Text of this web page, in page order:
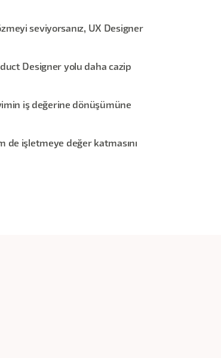
seviyorsanız, UX Designer
Designer yolu daha cazip
iş değerine dönüşümüne
de işletmeye değer katmasını